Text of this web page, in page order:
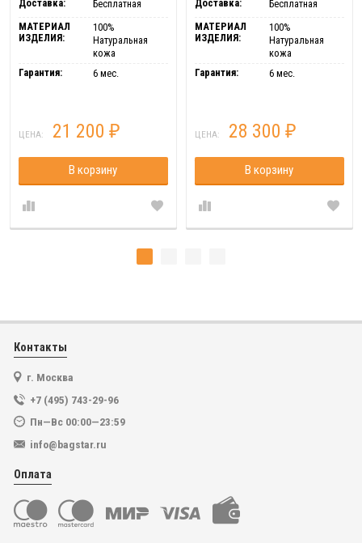
Доставка:
Бесплатная
МАТЕРИАЛ
ИЗДЕЛИЯ:
100%
Натуральная
кожа
Гарантия:
6 мес.
ЦЕНА: 21 200 ₽
В корзину
Доставка:
Бесплатная
МАТЕРИАЛ
ИЗДЕЛИЯ:
100%
Натуральная
кожа
Гарантия:
6 мес.
ЦЕНА: 28 300 ₽
В корзину
Контакты
г. Москва
+7 (495) 743-29-96
Пн—Вс 00:00—23:59
info@bagstar.ru
Оплата